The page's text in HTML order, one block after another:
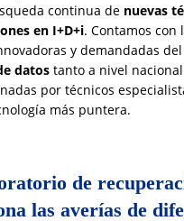
continua de nuevas
en I+D+i. Contamos con
y demandadas
datos tanto a nivel
por técnicos
más puntera.
de
las averías de